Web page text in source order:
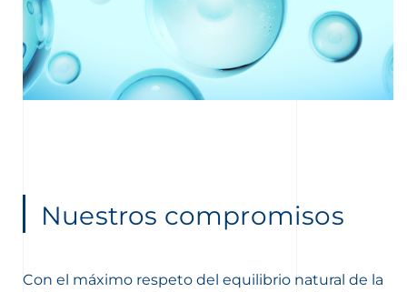
Nuestros compromisos
Con el máximo respeto del equilibrio natural de la